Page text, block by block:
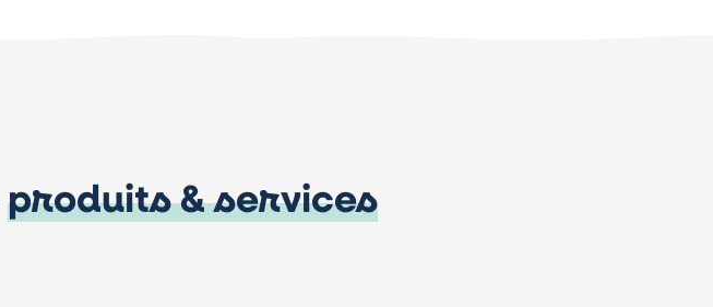
produits & services